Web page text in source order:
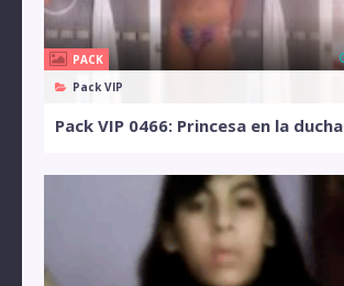
PACK
Pack VIP
Pack VIP 0466: Princesa en la ducha